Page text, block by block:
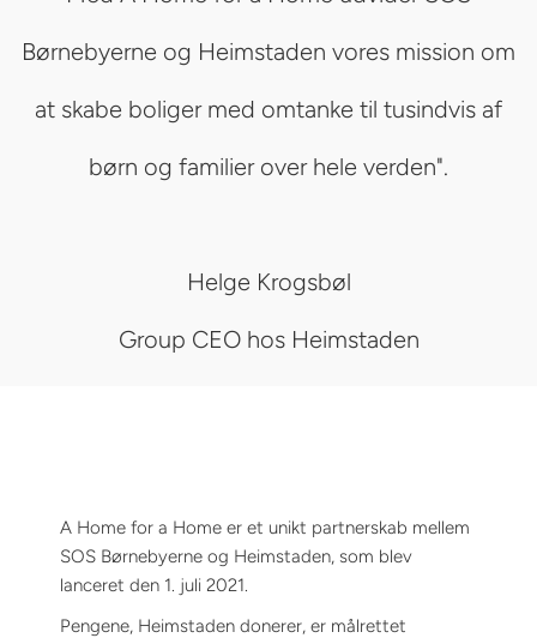
Børnebyerne og Heimstaden vores mission om
at skabe boliger med omtanke til tusindvis af
børn og familier over hele verden".
Helge Krogsbøl
Group CEO hos Heimstaden
A Home for a Home er et unikt partnerskab mellem
SOS Børnebyerne og Heimstaden, som blev
lanceret den 1. juli 2021.
Pengene, Heimstaden donerer, er målrettet